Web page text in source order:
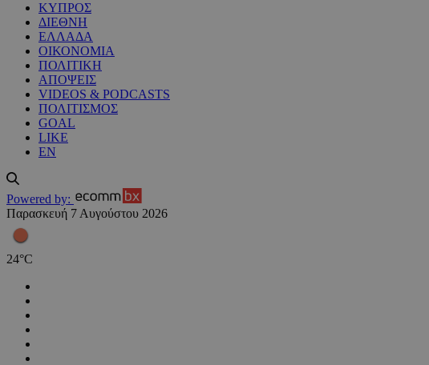
ΚΥΠΡΟΣ
ΔΙΕΘΝΗ
ΕΛΛΑΔΑ
ΟΙΚΟΝΟΜΙΑ
ΠΟΛΙΤΙΚΗ
ΑΠΟΨΕΙΣ
VIDEOS & PODCASTS
ΠΟΛΙΤΙΣΜΟΣ
GOAL
LIKE
EN
Powered by:
Παρασκευή 7 Αυγούστου 2026
24°C